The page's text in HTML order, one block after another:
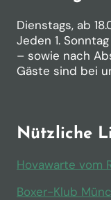
Dienstags, ab
Jeden 1.
– sowie nach
Gäste sind bei
Nützliche
Hovawarte vom
Boxer-Klub